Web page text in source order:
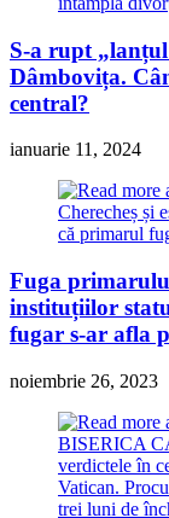
S-a rupt
Dâmbovița.
central?
ianuarie 11, 2024
Fuga
instituțiilor
fugar s-ar afla
noiembrie 26, 2023